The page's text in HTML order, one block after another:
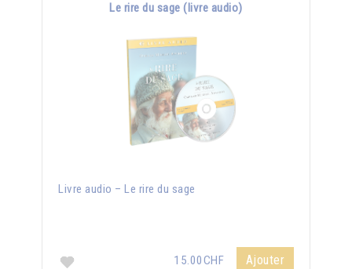
Le rire du sage (livre audio)
Livre audio – Le rire du sage
15.00CHF Ajouter